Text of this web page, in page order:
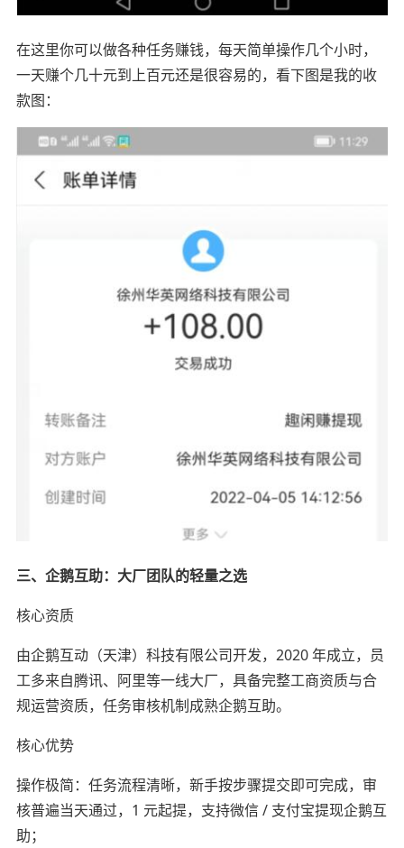
在这里你可以做各种任务赚钱，每天简单操作几个小时，
一天赚个几十元到上百元还是很容易的，看下图是我的收
款图：
三、企鹅互助：大厂团队的轻量之选
核心资质
由企鹅互动（天津）科技有限公司开发，2020 年成立，员
工多来自腾讯、阿里等一线大厂，具备完整工商资质与合
规运营资质，任务审核机制成熟企鹅互助。
核心优势
操作极简：任务流程清晰，新手按步骤提交即可完成，审
核普遍当天通过，1 元起提，支持微信 / 支付宝提现企鹅互
助；